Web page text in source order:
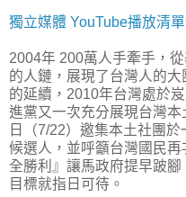
獨立媒體 YouTube播放清
2004年 200萬人手牽手，
的人鏈，展現了台灣人的
的延續，2010年台灣處於
進黨又一次充分展現台灣
日（7/22）邀集本土社團
候選人，並呼籲台灣國民
全勝利』讓馬政府提早跛
目標就指日可待。